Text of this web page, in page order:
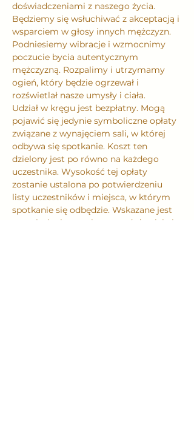
doświadczeniami z naszego życia.
Będziemy się wsłuchiwać z akceptacją i
wsparciem w głosy innych mężczyzn.
Podniesiemy wibracje i wzmocnimy
poczucie bycia autentycznym
mężczyzną. Rozpalimy i utrzymamy
ogień, który będzie ogrzewał i
rozświetlał nasze umysły i ciała.
Udział w kręgu jest bezpłatny. Mogą
pojawić się jedynie symboliczne opłaty
związane z wynajęciem sali, w której
odbywa się spotkanie. Koszt ten
dzielony jest po równo na każdego
uczestnika. Wysokość tej opłaty
zostanie ustalona po potwierdzeniu
listy uczestników i miejsca, w którym
spotkanie się odbędzie. Wskazane jest
przyniesienie ze sobą czegoś do picia i